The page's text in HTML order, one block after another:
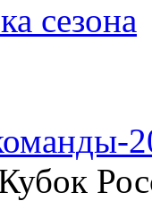
сезона